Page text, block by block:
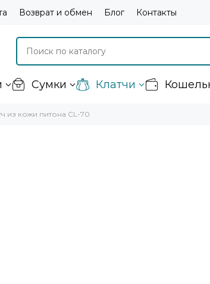
Возврат и обмен Блог Контакты
Сумки Клатчи
из кожи питона CL-70